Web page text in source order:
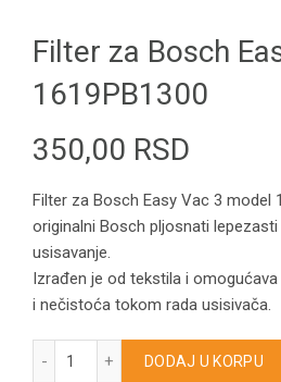
Filter za Bosch
1619PB1300
350,00 RSD
Filter za Bosch Easy Vac 3 model
originalni Bosch pljosnati
usisavanje.
Izrađen je od tekstila i
i nečistoća tokom rada usisivača.
DODAJ U KORPU